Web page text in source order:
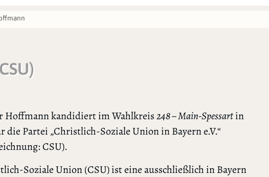
Hoffmann kandidiert im Wahlkreis248 – Main-Spessartin
die Partei „Christlich-Soziale Union in Bayern e.V.“
CSU).
Soziale Union (CSU) ist eine ausschließlich in Bayern